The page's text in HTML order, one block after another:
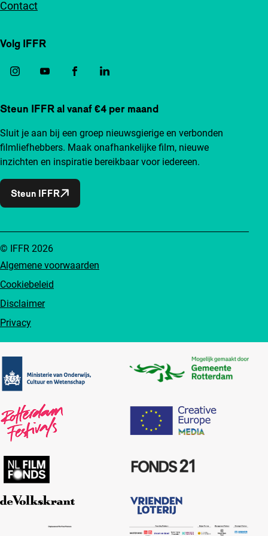
Contact
Volg IFFR
Steun IFFR al vanaf €4 per maand
Sluit je aan bij een groep nieuwsgierige en verbonden
filmliefhebbers. Maak onafhankelijke film, nieuwe
inzichten en inspiratie bereikbaar voor iedereen.
Steun IFFR
Algemene voorwaarden
Cookiebeleid
Disclaimer
Privacy
© IFFR 2026